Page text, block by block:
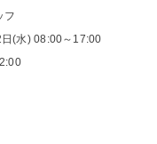
フ
(水) 08:00～17:00